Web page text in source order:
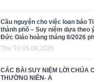
Cầu nguyện cho việc loan báo
thành phố – Suy niệm dựa theo
Đức Giáo hoàng tháng 8/2026
Thứ Tư 05.08.2026
CÁC BÀI SUY NIỆM LỜI CHÚA
THƯỜNG NIÊN- A